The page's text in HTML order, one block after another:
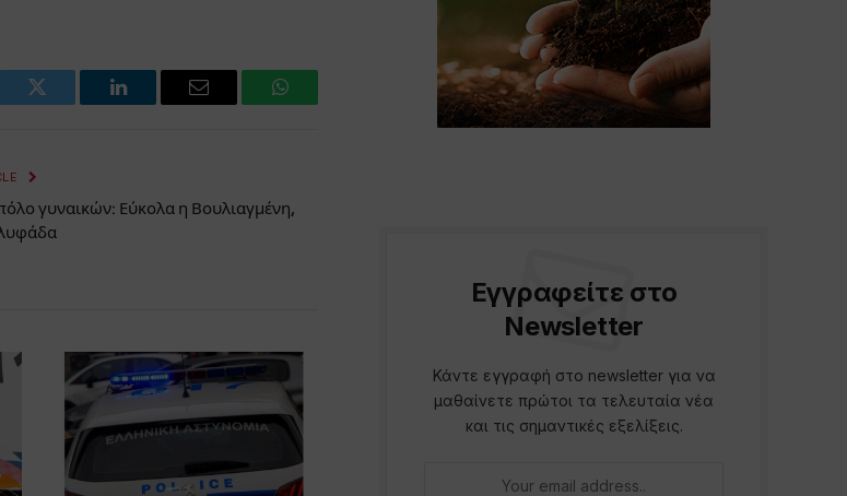
Twitter LinkedIn Email WhatsApp
γυναικών: Εύκολα η Βουλιαγμένη,
Εγγραφείτε στο
Newsletter
Κάντε εγγραφή στο newsletter για να
μαθαίνετε πρώτοι τα τελευταία νέα
και τις σημαντικές εξελίξεις.